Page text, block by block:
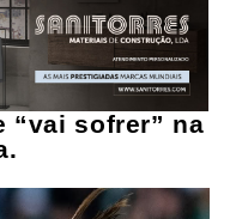
“vai sofrer” na